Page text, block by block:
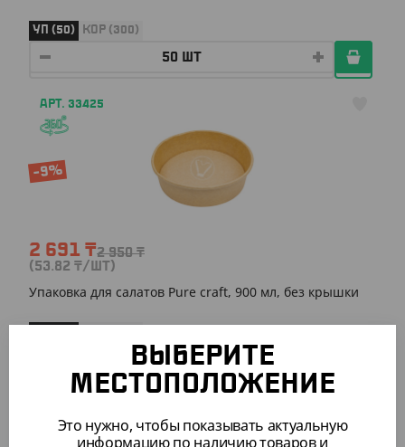
УП (50) КОР (300)
АРТ. 33425
-9%
2 691 ₸2 950₸
(53.82 ₸/ШТ)
Упаковка для салатов Pure craft, 900 мл, без крышки
ВЫБЕРИТЕ
МЕСТОПОЛОЖЕНИЕ
Это нужно, чтобы показывать актуальную
информацию по наличию товаров и